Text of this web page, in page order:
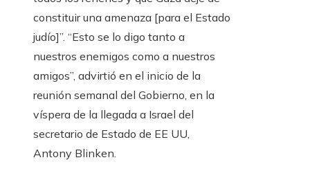
constituir una amenaza [para el Estado
judío]”. “Esto se lo digo tanto a
nuestros enemigos como a nuestros
amigos”, advirtió en el inicio de la
reunión semanal del Gobierno, en la
víspera de la llegada a Israel del
secretario de Estado de EE UU,
Antony Blinken.